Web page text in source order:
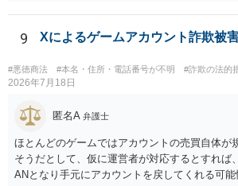
9 Xによるゲームアカウント詐欺被
#悪徳商法 #本名・住所・電話番号が不明 #詐欺の法的
2026年7月18日
匿名A 弁護士
ほとんどのゲームではアカウントの売買自体が
そうだとして、仮に運営者が対応するとすれば
ANとなり手元にアカウントを戻してくれる可